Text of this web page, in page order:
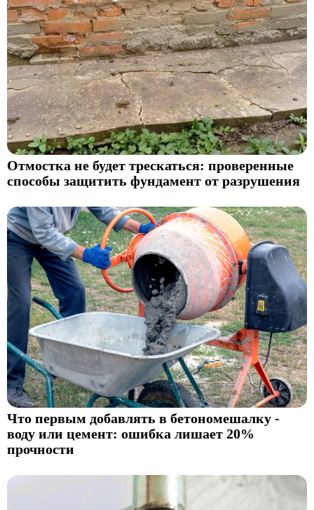
Отмостка не будет трескаться: проверенные
способы защитить фундамент от разрушения
Что первым добавлять в бетономешалку -
воду или цемент: ошибка лишает 20%
прочности